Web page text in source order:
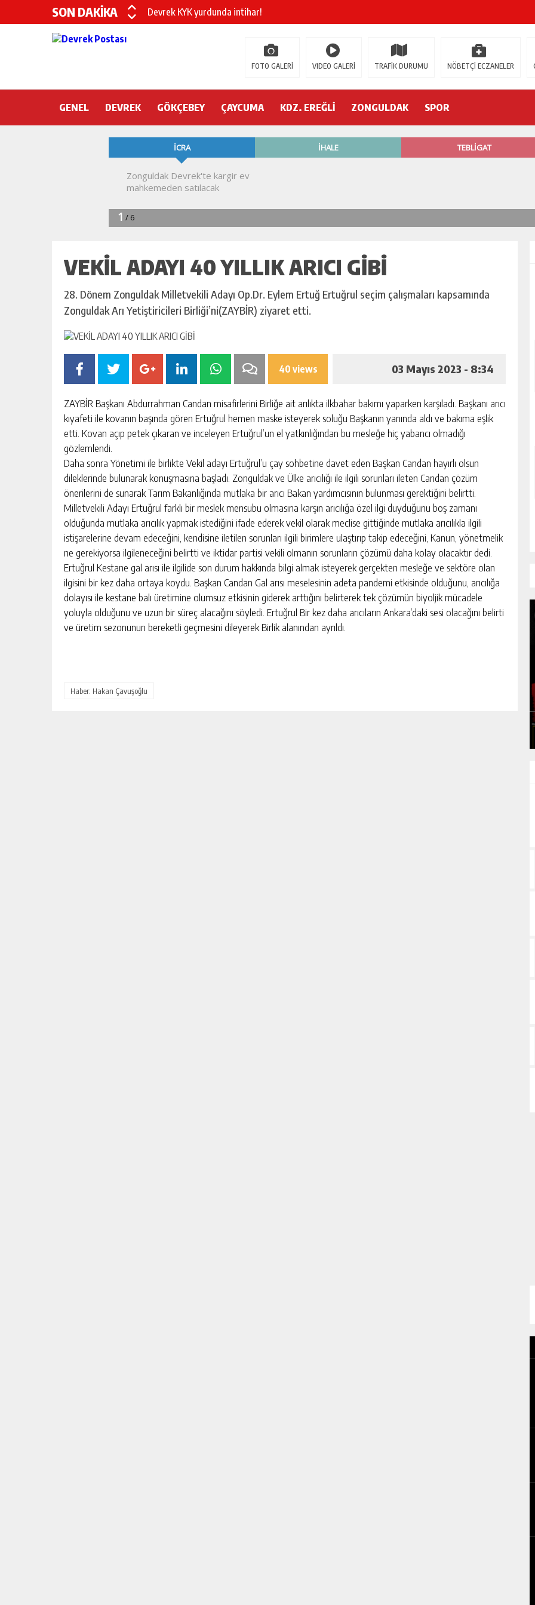
SON DAKİKA
Devrek KYK yurdunda intihar!
CHP’nin yeni genel başkanı Özgür Özel
DEVREK’TE YANGIN PANİĞİ
Devrek Engelsiz Yaşam Merkezi’nde neler oluyor?
DEVREK ÇATAKLI’YA TEŞEKKÜR ETTİ
FOTO GALERİ VIDEO GALERİ TRAFİK DURUMU NÖBETÇİ ECZANELER
GENEL DEVREK GÖKÇEBEY ÇAYCUMA KDZ. EREĞLİ ZONGULDAK SPOR
VEKİL ADAYI 40 YILLIK ARICI GİBİ
28. Dönem Zonguldak Milletvekili Adayı Op.Dr. Eylem Ertuğ Ertuğrul seçim çalışmaları kapsamında
Zonguldak Arı Yetiştiricileri Birliği’ni(ZAYBİR) ziyaret etti.
40 views 03 Mayıs 2023 - 8:34
ZAYBİR Başkanı Abdurrahman Candan misafirlerini Birliğe ait arılıkta ilkbahar bakımı yaparken karşıladı. Başkanı arıcı
kıyafeti ile kovanın başında gören Ertuğrul hemen maske isteyerek soluğu Başkanın yanında aldı ve bakıma eşlik
etti. Kovan açıp petek çıkaran ve inceleyen Ertuğrul’un el yatkınlığından bu mesleğe hiç yabancı olmadığı
gözlemlendi.
Daha sonra Yönetimi ile birlikte Vekil adayı Ertuğrul’u çay sohbetine davet eden Başkan Candan hayırlı olsun
dileklerinde bulunarak konuşmasına başladı. Zonguldak ve Ülke arıcılığı ile ilgili sorunları ileten Candan çözüm
önerilerini de sunarak Tarım Bakanlığında mutlaka bir arıcı Bakan yardımcısının bulunması gerektiğini belirtti.
Milletvekili Adayı Ertuğrul farklı bir meslek mensubu olmasına karşın arıcılığa özel ilgi duyduğunu boş zamanı
olduğunda mutlaka arıcılık yapmak istediğini ifade ederek vekil olarak meclise gittiğinde mutlaka arıcılıkla ilgili
istişarelerine devam edeceğini, kendisine iletilen sorunları ilgili birimlere ulaştırıp takip edeceğini, Kanun, yönetmelik
ne gerekiyorsa ilgileneceğini belirtti ve iktidar partisi vekili olmanın sorunların çözümü daha kolay olacaktır dedi.
Ertuğrul Kestane gal arısı ile ilgilide son durum hakkında bilgi almak isteyerek gerçekten mesleğe ve sektöre olan
ilgisini bir kez daha ortaya koydu. Başkan Candan Gal arısı meselesinin adeta pandemi etkisinde olduğunu, arıcılığa
dolayısı ile kestane balı üretimine olumsuz etkisinin giderek arttığını belirterek tek çözümün biyoljik mücadele
yoluyla olduğunu ve uzun bir süreç alacağını söyledi. Ertuğrul Bir kez daha arıcıların Ankara’daki sesi olacağını belirti
ve üretim sezonunun bereketli geçmesini dileyerek Birlik alanından ayrıldı.
Haber: Hakan Çavuşoğlu
YERINDE İNCELENDI